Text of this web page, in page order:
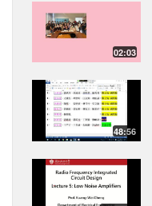
02:03
48:56